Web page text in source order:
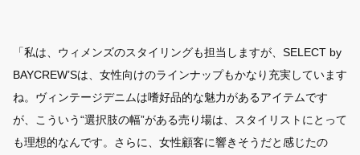
「私は、ウィメンズのスタイリングも担当しますが、SELECT by
BAYCREW’Sは、女性向けのラインナップもかなり充実しています
ね。ヴィンテージデニムは嗜好品的な魅力があるアイテムです
が、こういう“選択肢の幅”がある売り場は、スタイリストにとって
も理想的なんです。さらに、女性顧客に響きそうだと感じたの